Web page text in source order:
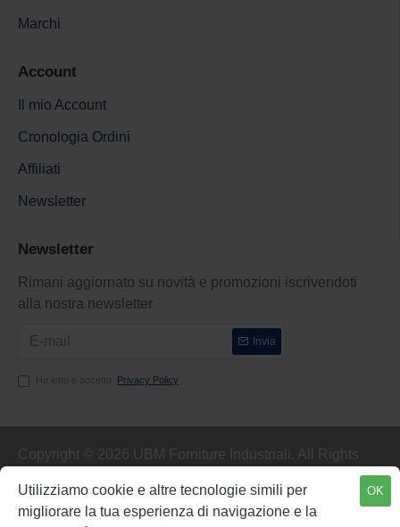
Marchi
Account
Il mio Account
Cronologia Ordini
Affiliati
Newsletter
Newsletter
Rimani aggiornato su novità e promozioni iscrivendoti
alla nostra newsletter
Invia
Ho letto e accetto Privacy Policy
Copyright © 2026 UBM Forniture Industriali. All Rights
OK
Utilizziamo cookie e altre tecnologie simili per
migliorare la tua esperienza di navigazione e la
FILTER PRODUCTS